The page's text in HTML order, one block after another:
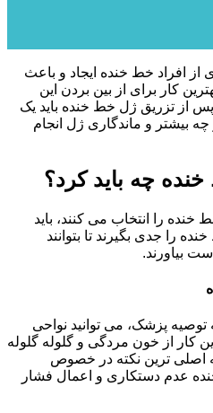
افراد خط خنده ایجاد و باعث
کار برای از بین بردن این
از تزریق ژل خط خنده باید یک
بیشتر و ماندگاری ژل انجام
چه باید کرد؟
را انتخاب می کنند، باید
را جدی بگیرند تا بتوانند
بیاورند.
پزشک، می توانید نواحی
کار از خون مردگی و گلوله گلوله
اصلی ترین نکته در خصوص
عدم دستکاری و اعمال فشار